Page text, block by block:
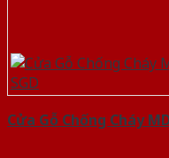
Cửa Gỗ Chống Cháy